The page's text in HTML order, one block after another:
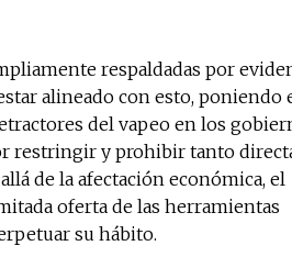
respaldadas por
alineado con esto, poniendo
del vapeo en los
restringir y prohibir tanto
de la afectación económica, el
oferta de las herramientas
su hábito.